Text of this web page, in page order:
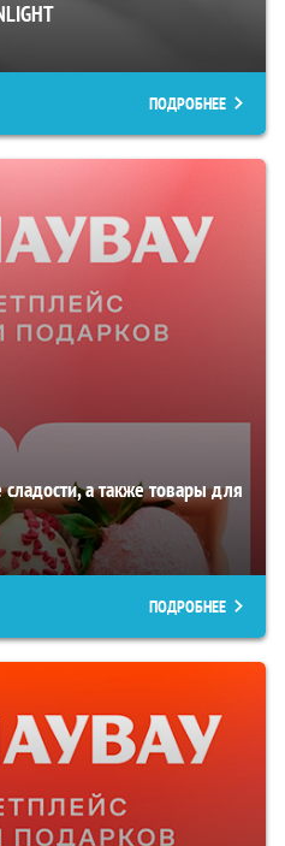
ПОДРОБНЕЕ
а также товары для
ПОДРОБНЕЕ